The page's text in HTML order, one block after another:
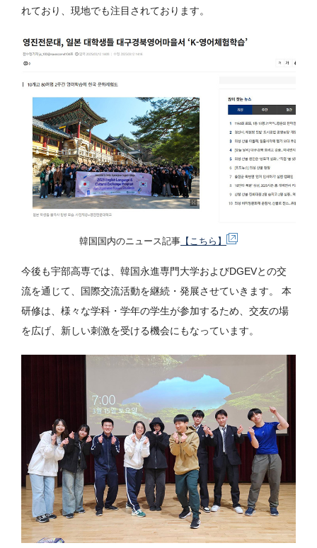
れており、現地でも注目されております。
韓国国内のニュース記事 【こちら】
今後も宇部高専では、韓国永進専門大学およびDGEVとの交
流を通じて、国際交流活動を継続・発展させていきます。 本
研修は、様々な学科・学年の学生が参加するため、交友の場
を広げ、新しい刺激を受ける機会にもなっています。